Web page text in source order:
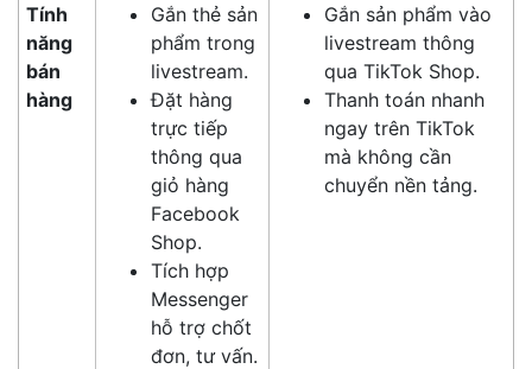
Tính
năng
bán
hàng
Gắn thẻ sản
phẩm trong
livestream.
Đặt hàng
trực tiếp
thông qua
giỏ hàng
Facebook
Shop.
Tích hợp
Messenger
hỗ trợ chốt
đơn, tư vấn.
Gắn sản phẩm vào
livestream thông
qua TikTok Shop.
Thanh toán nhanh
ngay trên TikTok
mà không cần
chuyển nền tảng.